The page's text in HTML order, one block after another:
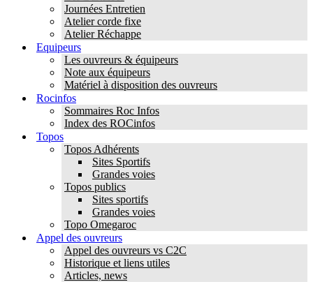
Journées Entretien
Atelier corde fixe
Atelier Réchappe
Equipeurs
Les ouvreurs & équipeurs
Note aux équipeurs
Matériel à disposition des ouvreurs
Rocinfos
Sommaires Roc Infos
Index des ROCinfos
Topos
Topos Adhérents
Sites Sportifs
Grandes voies
Topos publics
Sites sportifs
Grandes voies
Topo Omegaroc
Appel des ouvreurs
Appel des ouvreurs vs C2C
Historique et liens utiles
Articles, news